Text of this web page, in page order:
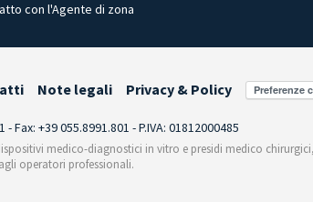
con l'Agente di zona
Note legali Privacy & Policy Preferenze
Fax: +39 055.8991.801 - P.IVA: 01812000485
medico-diagnostici in vitro e presidi medico chirurgici,
operatori professionali.